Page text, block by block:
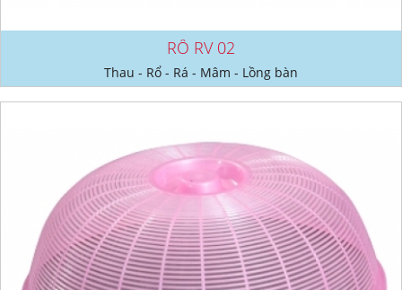
RỔ RV 02
Thau - Rổ - Rá - Mâm - Lồng bàn